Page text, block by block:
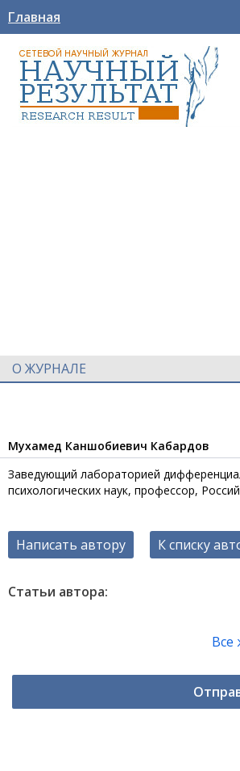
Главная
О ЖУРНАЛЕ
Мухамед Каншобиевич Кабардов
Заведующий лабораторией
психологических наук, профессор,
Написать автору К списку
Статьи автора:
Все